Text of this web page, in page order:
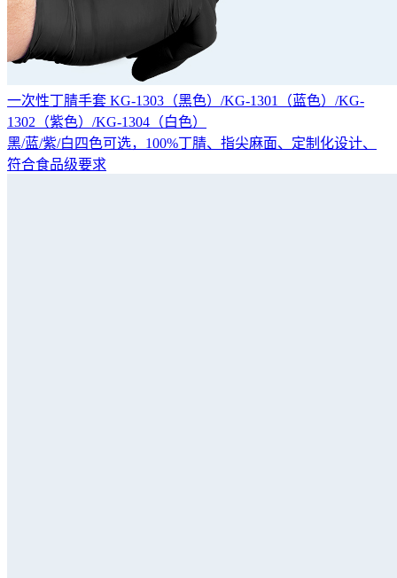
一次性丁腈手套 KG-1303（黑色）/KG-1301（蓝色）/KG-
1302（紫色）/KG-1304（白色）
黑/蓝/紫/白四色可选，100%丁腈、指尖麻面、定制化设计、
符合食品级要求